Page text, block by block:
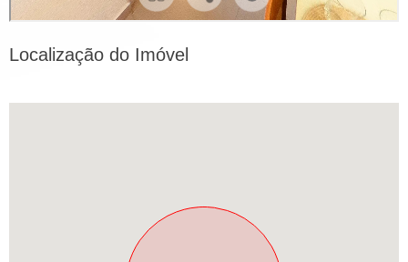
Localização do Imóvel